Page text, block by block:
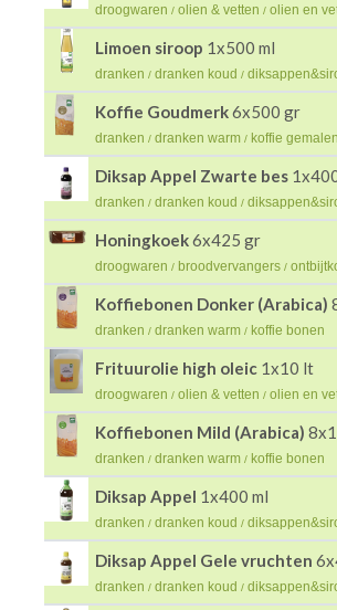
droogwaren / olien & vetten / olien en
Limoen siroop 1x500 ml
dranken / dranken koud /
Koffie Goudmerk6x500 gr
dranken / dranken warm / koffie gemalen
Diksap Appel Zwarte bes
dranken / dranken koud /
Honingkoek6x425 gr
droogwaren / broodvervangers /
Koffiebonen Donker (Arabica)
dranken / dranken warm / koffie bonen
Frituurolie high oleic 1x10 lt
droogwaren / olien & vetten / olien en
Koffiebonen Mild (Arabica)
dranken / dranken warm / koffie bonen
Diksap Appel 1x400 ml
dranken / dranken koud /
Diksap Appel Gele vruchten
dranken / dranken koud /